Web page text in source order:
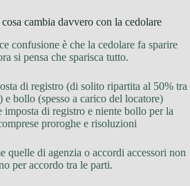
cambia davvero con la cedolare
confusione è che la cedolare fa sparire
si pensa che sparisca tutto.
di registro (di solito ripartita al 50% tra
e bollo (spesso a carico del locatore)
imposta di registro e niente bollo per la
proroghe e risoluzioni
quelle di agenzia o accordi accessori non
per accordo tra le parti.